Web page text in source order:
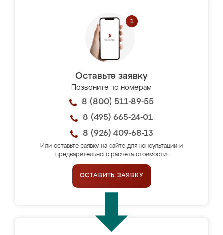
Оставьте заявку
Позвоните по номерам
8 (800) 511-89-55
8 (495) 665-24-01
8 (926) 409-68-13
Или оставьте заявку на сайте для консультации и
предварительного расчёта стоимости.
ОСТАВИТЬ ЗАЯВКУ